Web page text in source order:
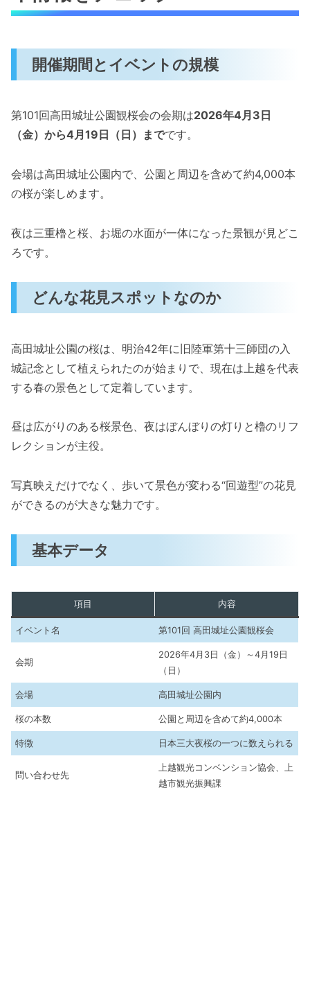
開催期間とイベントの規模
第101回高田城址公園観桜会の会期は2026年4月3日
（金）から4月19日（日）までです。
会場は高田城址公園内で、公園と周辺を含めて約4,000本
の桜が楽しめます。
夜は三重櫓と桜、お堀の水面が一体になった景観が見どこ
ろです。
どんな花見スポットなのか
高田城址公園の桜は、明治42年に旧陸軍第十三師団の入
城記念として植えられたのが始まりで、現在は上越を代表
する春の景色として定着しています。
昼は広がりのある桜景色、夜はぼんぼりの灯りと櫓のリフ
レクションが主役。
写真映えだけでなく、歩いて景色が変わる“回遊型”の花見
ができるのが大きな魅力です。
基本データ
項目 内容
イベント名 第101回 高田城址公園観桜会
会期
2026年4月3日（金）～4月19日
（日）
会場 高田城址公園内
桜の本数 公園と周辺を含めて約4,000本
特徴 日本三大夜桜の一つに数えられる
問い合わせ先
上越観光コンベンション協会、上
越市観光振興課